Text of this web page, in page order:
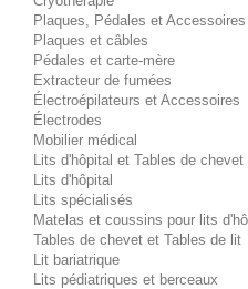
Plaques, Pédales et Accessoires
Plaques et câbles
Pédales et carte-mère
Extracteur de fumées
Électroépilateurs et Accessoires
Électrodes
Mobilier médical
Lits d'hôpital et Tables de chevet
Lits d'hôpital
Lits spécialisés
Matelas et coussins pour lits
Tables de chevet et Tables de lit
Lit bariatrique
Lits pédiatriques et berceaux